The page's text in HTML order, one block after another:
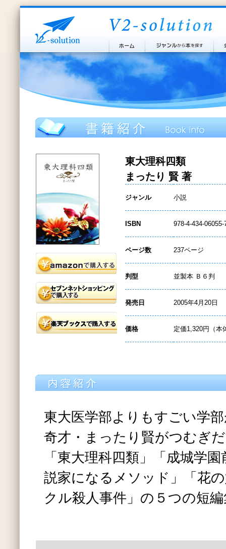
東大理科四類
まったり 賢 著
ジャンル 小説
ISBN 978-4-434-06055-
ページ数 237ページ
判型 並製本 Ｂ６判
発売日 2005年4月20日
価格 定価1,320円（本
東大医学部よりもすごい学
奇才・まったり賢がつむぎ
「東大理科四類」「成城学
説家になるメソッド」「花
クル殺人事件」の５つの短